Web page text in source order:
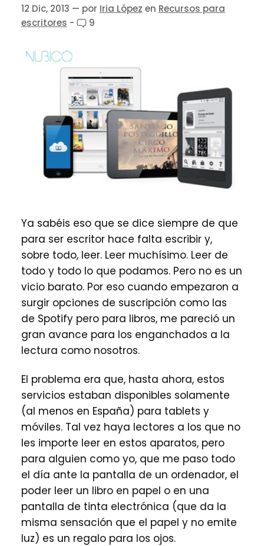
12 Dic, 2013 — por Iria López en Recursos para
escritores - 9
Ya sabéis eso que se dice siempre de que
para ser escritor hace falta escribir y,
sobre todo, leer. Leer muchísimo. Leer de
todo y todo lo que podamos. Pero no es un
vicio barato. Por eso cuando empezaron a
surgir opciones de suscripción como las
de Spotify pero para libros, me pareció un
gran avance para los enganchados a la
lectura como nosotros.
El problema era que, hasta ahora, estos
servicios estaban disponibles solamente
(al menos en España) para tablets y
móviles. Tal vez haya lectores a los que no
les importe leer en estos aparatos, pero
para alguien como yo, que me paso todo
el día ante la pantalla de un ordenador, el
poder leer un libro en papel o en una
pantalla de tinta electrónica (que da la
misma sensación que el papel y no emite
luz) es un regalo para los ojos.